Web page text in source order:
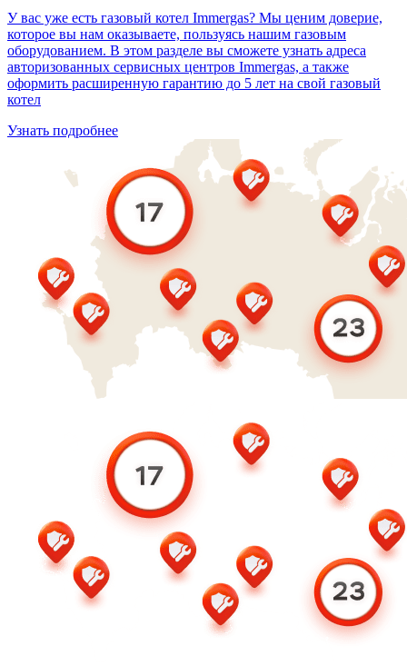
У вас уже есть газовый котел Immergas? Мы ценим доверие,
которое вы нам оказываете, пользуясь нашим газовым
оборудованием. В этом разделе вы сможете узнать адреса
авторизованных сервисных центров Immergas, а также
оформить расширенную гарантию до 5 лет на свой газовый
котел
Узнать подробнее